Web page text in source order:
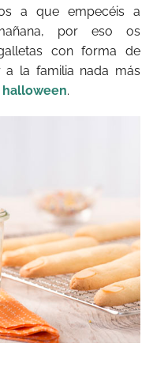
a que empecéis a
por eso os
con forma de
la familia nada más
halloween.